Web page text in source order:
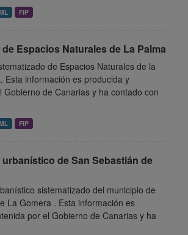
FIP
Espacios Naturales de La Palma
de Espacios Naturales de la
Esta información es producida y
Gobierno de Canarias y ha contado con
FIP
de San Sebastián de
sistematizado del municipio de
La Gomera . Esta información es
por el Gobierno de Canarias y ha